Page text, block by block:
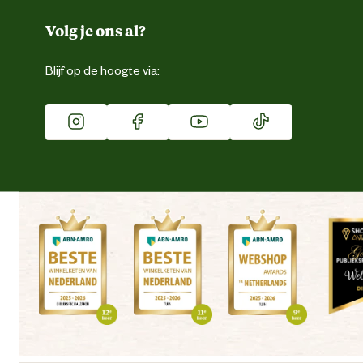
Duurzaamheid
Franchise
Vacatures
Winkels
Volg je ons al?
Blijf op de hoogte via: